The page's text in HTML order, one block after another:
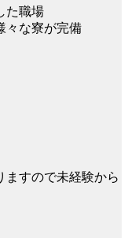
た職場
々な寮が完備
ますので未経験から